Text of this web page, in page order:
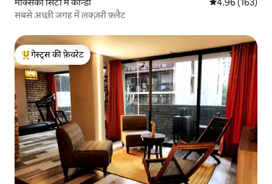
सबसे अच्छी जगह में लक्ज़री फ़्लैट
गेस्ट्स का टॉप फ़ेवरेट
गेस्ट्स की फ़ेवरेट